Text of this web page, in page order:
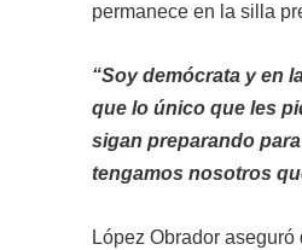
permanece en la silla
“Soy demócrata y en
que lo único que les
sigan preparando
tengamos nosotros
López Obrador